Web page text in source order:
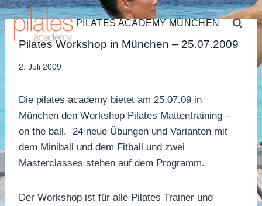
Zum
Inhalt
springen
PILATES ACADEMY MÜNCHEN
PILATES
Pilates Workshop in München – 25.07.2009
Von
2. Juli 2009
Die pilates academy bietet am 25.07.09 in
München den Workshop Pilates Mattentraining –
on the ball. 24 neue Übungen und Varianten mit
dem Miniball und dem Fitball und zwei
Masterclasses stehen auf dem Programm.
Der Workshop ist für alle Pilates Trainer und